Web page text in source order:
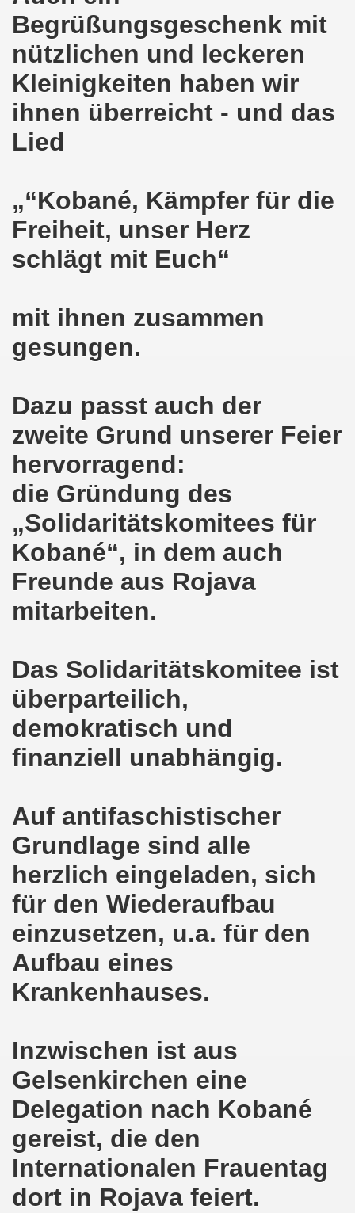
Begrüßungsgeschenk mit
nützlichen und leckeren
Kleinigkeiten haben wir
ihnen überreicht - und das
Lied
„“Kobané, Kämpfer für die
Freiheit, unser Herz
schlägt mit Euch“
mit ihnen zusammen
gesungen.
Dazu passt auch der
zweite Grund unserer Feier
hervorragend:
die Gründung des
„Solidaritätskomitees für
Kobané“, in dem auch
Freunde aus Rojava
mitarbeiten.
Das Solidaritätskomitee ist
überparteilich,
demokratisch und
finanziell unabhängig.
Auf antifaschistischer
Grundlage sind alle
herzlich eingeladen, sich
für den Wiederaufbau
einzusetzen, u.a. für den
Aufbau eines
Krankenhauses.
Inzwischen ist aus
Gelsenkirchen eine
Delegation nach Kobané
gereist, die den
Internationalen Frauentag
dort in Rojava feiert.
ist bereit seit dem 22.08.2022 zu kämpfen
ruft auf am 22.08.2022 zum Protest und
Montagsdemo-Bewegung: Stärken wir
feierte am 11.07.2022 das 750. Jubiläum der
751. Gelsenkirchener Montagsdemo-Bewegung auf
mit bis zu etwa ca. 1.500 Teilnehmerinnen
Montagsdemo-Bewegung am 23.05.2022 - stärken wir
gleichermaßen bekämpfen am 28.03.2022 auf
Montagsdemo-Bewegung - stärken wir
Montagsdemo-Bewegung am 14.03.2022 - stärken wir
am 28.02.2022 - breiter Protest und breiter
ruft auf am 28.02.2022 zum Tag des
Bewegung am 14. Februar 2022 in der Innenstadt
der 740. Gelsenkirchener Montagsdemo-Bewegung
macht im neuen Jahr 2022 am 10.01.2022
am 13.12.2021 nimmt Ampel-Koalition unter
Bewegung am 08.11.2021 im Zeichen des Kampfs zur
den 08.11.2021 Tag des Widerstands für die
Armut und auch gegen Arbeitsplatzvernichtung stand
in Gelsenkirchenen-Buer am 11.10.2021
Gelsenkirchener Montagsdemo-Bewegung am
auch wieder für die Landesliste der
am 13.09.2021 im direkten Gespräch -
solidarisch am 12.07.2021 mit Stefan Engel,
Bewegung Gelsenkirchen am 12.07.2021!
Gelsenkirchener Montagsdemo-Bewegung am
Bewegung am 17.05.2021 setzt Zeichen der Solidarität
am 12.04.2021: Klare Kante gegen Corona-
als einer der Schwerpunkt-Themen am 12.04.2021 der
am 29.03.2021 mit großem Zuspruch -